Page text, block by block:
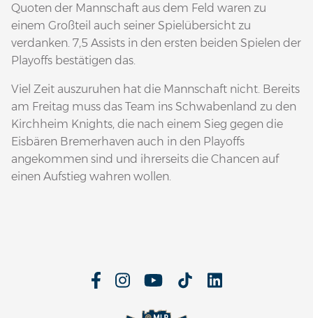
Quoten der Mannschaft aus dem Feld waren zu
einem Großteil auch seiner Spielübersicht zu
verdanken. 7,5 Assists in den ersten beiden Spielen der
Playoffs bestätigen das.
Viel Zeit auszuruhen hat die Mannschaft nicht. Bereits
am Freitag muss das Team ins Schwabenland zu den
Kirchheim Knights, die nach einem Sieg gegen die
Eisbären Bremerhaven auch in den Playoffs
angekommen sind und ihrerseits die Chancen auf
einen Aufstieg wahren wollen.